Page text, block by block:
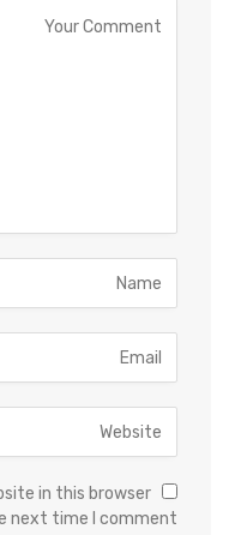
in this browser
next time I comment.